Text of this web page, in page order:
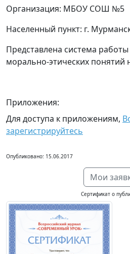
Организация: МБОУ СОШ №5
Населенный пункт: г.
Представлена система
морально-этических понятий
Приложения:
Для доступа к приложениям,
зарегистрируйтесь
Опубликовано: 15.06.2017
Мои
Сертификат о